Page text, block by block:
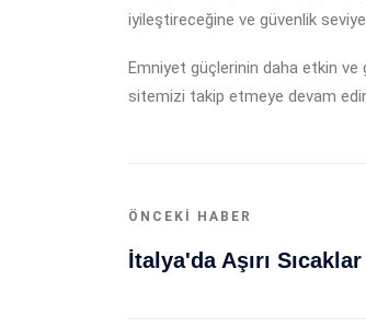
iyileştireceğine ve güvenlik
Emniyet güçlerinin daha etkin ve
sitemizi takip etmeye devam
ÖNCEKI HABER